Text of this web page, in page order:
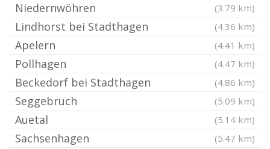
Niedernwöhren (3.79 km)
Lindhorst bei Stadthagen (4.36 km)
Apelern (4.41 km)
Pollhagen (4.47 km)
Beckedorf bei Stadthagen (4.86 km)
Seggebruch (5.09 km)
Auetal (5.14 km)
Sachsenhagen (5.47 km)